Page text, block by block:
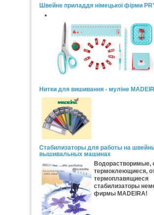
Швейне приладдя німецької фірми
Нитки для вишивання - муліне
Стабилизаторы для работы на
вышивальных машинах
Водорастворимые,
термоклеющиеся,
термоплавящиеся
стабилизаторы
фирмы MADEIRA!